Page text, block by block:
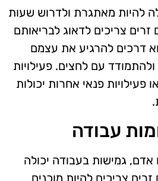
להיות מאתגרת ולדרוש שעות
זרים צריכים לדאוג לבריאותם
דרכים להרגיע את עצמם
עם לחצים. פעילויות
פעילויות פנאי אחרות יכולות
עבודה
גמישות בעבודה יכולה
צריכים להיות מוכנים